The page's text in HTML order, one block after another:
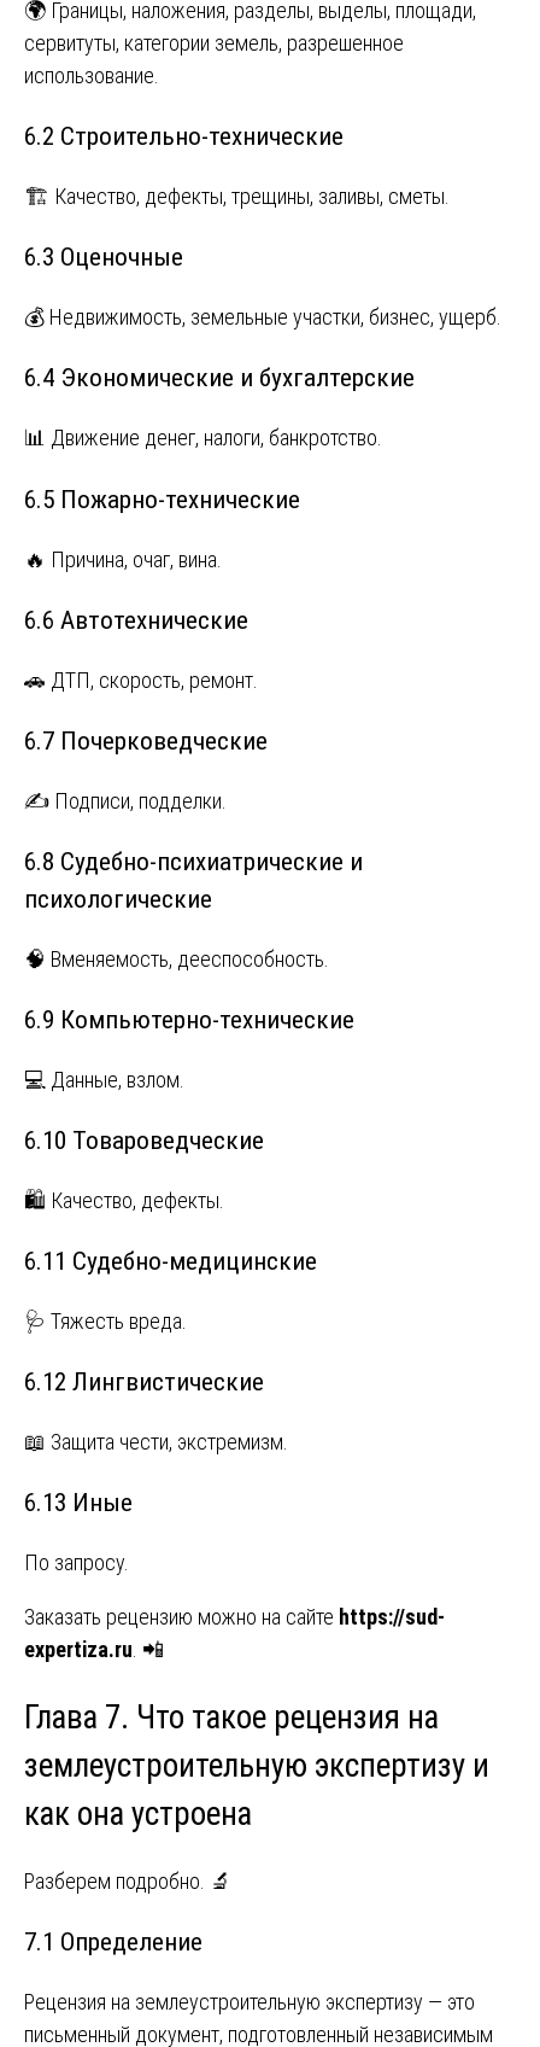
🌍 Границы, наложения, разделы, выделы, площади,
сервитуты, категории земель, разрешенное
использование.
6.2 Строительно-технические
🏗️ Качество, дефекты, трещины, заливы, сметы.
6.3 Оценочные
💰 Недвижимость, земельные участки, бизнес, ущерб.
6.4 Экономические и бухгалтерские
📊 Движение денег, налоги, банкротство.
6.5 Пожарно-технические
🔥 Причина, очаг, вина.
6.6 Автотехнические
🚗 ДТП, скорость, ремонт.
6.7 Почерковедческие
✍️ Подписи, подделки.
6.8 Судебно-психиатрические и
психологические
🧠 Вменяемость, дееспособность.
6.9 Компьютерно-технические
💻 Данные, взлом.
6.10 Товароведческие
🛍️ Качество, дефекты.
6.11 Судебно-медицинские
🩺 Тяжесть вреда.
6.12 Лингвистические
📖 Защита чести, экстремизм.
6.13 Иные
По запросу.
Заказать рецензию можно на сайте https://sud-
expertiza.ru. 📲
Глава 7. Что такое рецензия на
землеустроительную экспертизу и
как она устроена
Разберем подробно. 🔬
7.1 Определение
Рецензия на землеустроительную экспертизу — это
письменный документ, подготовленный независимым